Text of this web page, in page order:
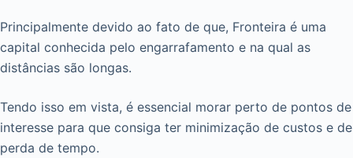
Principalmente devido ao fato de que, Fronteira é uma
capital conhecida pelo engarrafamento e na qual as
distâncias são longas.
Tendo isso em vista, é essencial morar perto de pontos de
interesse para que consiga ter minimização de custos e de
perda de tempo.